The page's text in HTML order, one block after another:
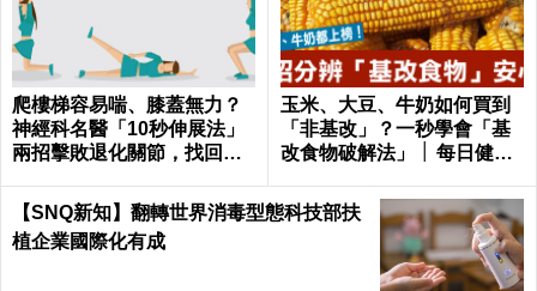
爬樓梯容易喘、膝蓋無力？
神經科名醫「10秒伸展法」
兩招擊敗退化關節，找回年
alth
玉米、大豆、牛奶如何買到
「非基改」？一秒學會「基
改食物破解法」 │ 每日健康
【SNQ新知】翻轉世界消毒型態科技部扶
植企業國際化有成